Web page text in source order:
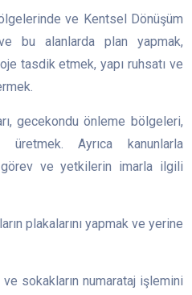
ve Kentsel Dönüşüm
bu alanlarda plan yapmak,
tasdik etmek, yapı ruhsatı ve
önleme bölgeleri,
Ayrıca kanunlarla
ve yetkilerin imarla ilgili
plakalarını yapmak ve yerine
sokakların numarataj işlemini